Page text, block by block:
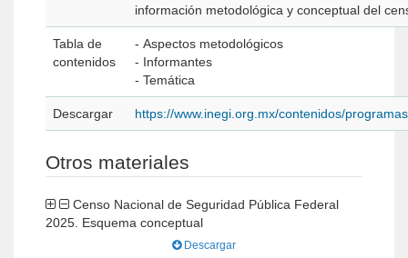
información metodológica y conceptual del
Tabla de
contenidos
- Aspectos metodológicos
- Informantes
- Temática
Descargar https://www.inegi.org.mx/contenidos/
Otros materiales
2025. Esquema conceptual
Descargar